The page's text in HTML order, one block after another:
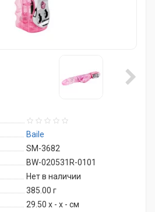
Baile
SM-3682
BW-020531R-0101
Нет в наличии
385.00 г
29.50 x - x - см